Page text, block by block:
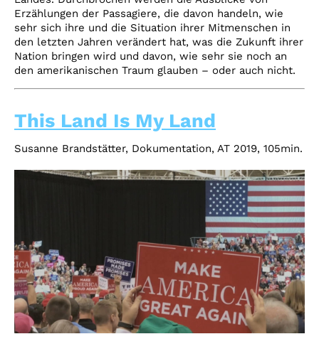
Erzählungen der Passagiere, die davon handeln, wie
sehr sich ihre und die Situation ihrer Mitmenschen in
den letzten Jahren verändert hat, was die Zukunft ihrer
Nation bringen wird und davon, wie sehr sie noch an
den amerikanischen Traum glauben – oder auch nicht.
This Land Is My Land
Susanne Brandstätter, Dokumentation, AT 2019, 105min.